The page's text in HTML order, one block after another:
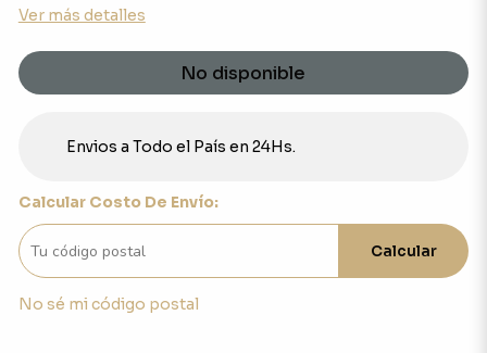
Ver más detalles
No disponible
Envios a Todo el País en 24Hs.
Calcular Costo De Envío:
Calcular
No sé mi código postal